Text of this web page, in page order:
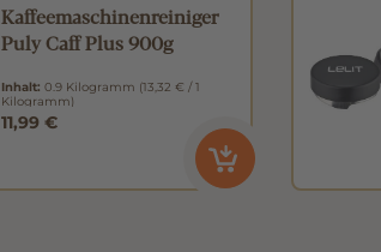
Kaffeemaschinenreiniger
Puly Caff Plus 900g
Inhalt: 0.9 Kilogramm (13,32 € / 1
Kilogramm)
11,99 €